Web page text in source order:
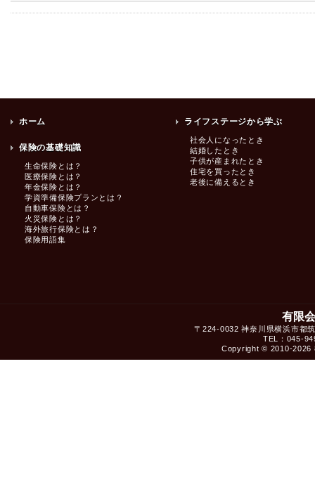
ホーム
保険の基礎知識
生命保険とは？
医療保険とは？
年金保険とは？
学資準備保険プランとは？
自動車保険とは？
火災保険とは？
海外旅行保険とは？
保険用語集
ライフステージから学ぶ
社会人になったとき
結婚したとき
子供が産まれたとき
住宅を買ったとき
老後に備えるとき
有限
〒224-0032 神奈川県横浜市都
TEL：045-
Copyright © 2010-2026